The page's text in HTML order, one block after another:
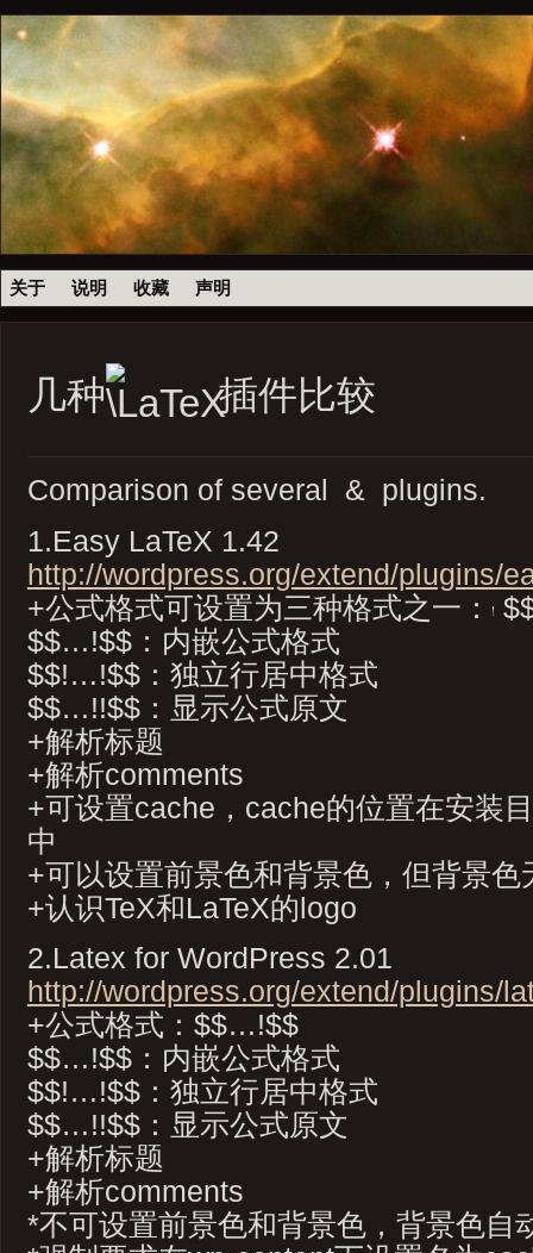
关于 说明 收藏 声明
几种 插件比较
Comparison of several & plugins.
1.Easy LaTeX 1.42
http://wordpress.org/extend/plugins/
+公式格式可设置为三种格式之一：
$$…!$$：内嵌公式格式
$$!…!$$：独立行居中格式
$$…!!$$：显示公式原文
+解析标题
+解析comments
+可设置cache，cache的位置在安装
中
+可以设置前景色和背景色，但背景色
+认识TeX和LaTeX的logo
2.Latex for WordPress 2.01
http://wordpress.org/extend/plugins/
+公式格式：$$…!$$
$$…!$$：内嵌公式格式
$$!…!$$：独立行居中格式
$$…!!$$：显示公式原文
+解析标题
+解析comments
*不可设置前景色和背景色，背景色自